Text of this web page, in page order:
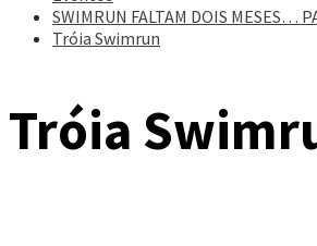
SWIMRUN FALTAM DOIS MESES…
Tróia Swimrun
Tróia